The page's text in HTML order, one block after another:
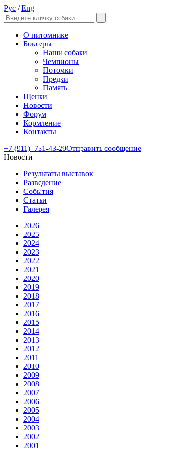
Рус /Eng
О питомнике
Боксеры
Наши собаки
Чемпионы
Потомки
Предки
Память
Щенки
Новости
Форум
Кормление
Контакты
+7 (911) 731-43-29Отправить сообщение
Новости
Результаты выставок
Разведение
События
Статьи
Галерея
2026
2025
2024
2023
2022
2021
2020
2019
2018
2017
2016
2015
2014
2013
2012
2011
2010
2009
2008
2007
2006
2005
2004
2003
2002
2001